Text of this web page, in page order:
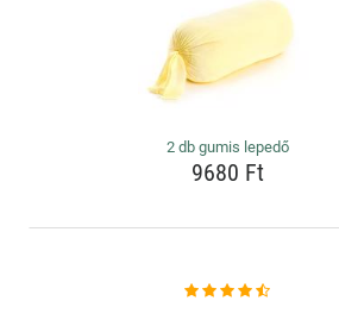
2 db gumis lepedő
9680 Ft